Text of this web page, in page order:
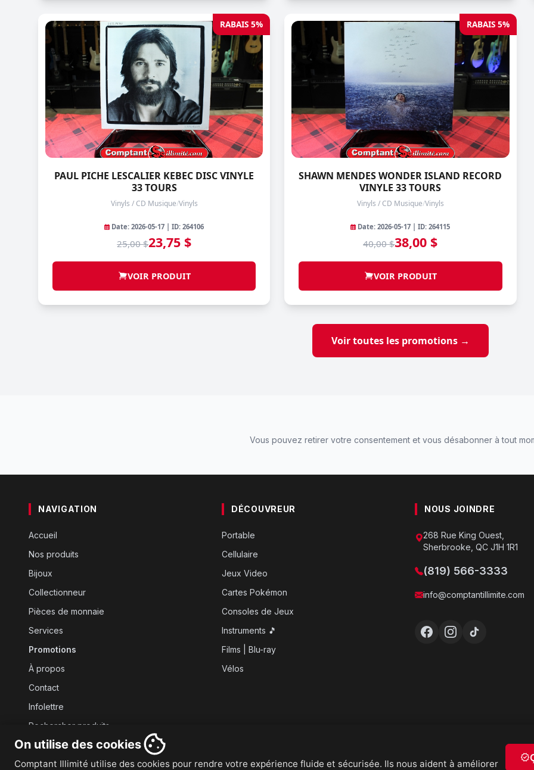
On utilise des cookies
Comptant Illimité utilise des cookies pour rendre votre expérience fluide et sécurisée. Ils nous aident à améliorer
verified
RABAIS 5%
PAUL PICHE LESCALIER KEBEC DISC VINYLE
33 TOURS
Vinyls / CD Musique/Vinyls
Date: 2026-05-17 | ID: 264106
25,00 $23,75 $
VOIR PRODUIT
RABAIS 5%
SHAWN MENDES WONDER ISLAND RECORD
VINYLE 33 TOURS
Vinyls / CD Musique/Vinyls
Date: 2026-05-17 | ID: 264115
40,00 $38,00 $
VOIR PRODUIT
Voir toutes les promotions →
Vous pouvez retirer votre consentement et vous désabonner à tout
NAVIGATION
Accueil
Nos produits
Bijoux
Collectionneur
Pièces de monnaie
Services
Promotions
À propos
Contact
Infolettre
Rechercher produits
DÉCOUVREUR
Portable
Cellulaire
Jeux Video
Cartes Pokémon
Consoles de Jeux
Instruments 🎵
Films | Blu-ray
Vélos
NOUS JOINDRE
268 Rue King Ouest,
Sherbrooke, QC J1H 1R1
(819) 566-3333
info@comptantillimite.com